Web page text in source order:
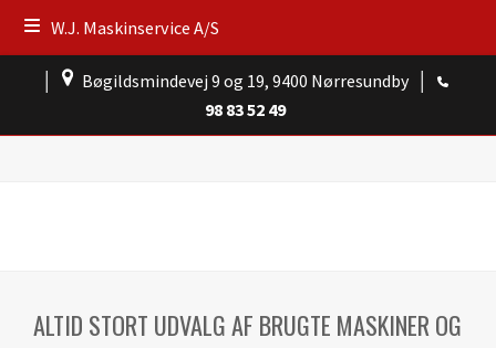
W.J. Maskinservice A/S
Bøgildsmindevej 9 og 19, 9400 Nørresundby
98 83 52 49
ALTID STORT UDVALG AF BRUGTE MASKINER OG